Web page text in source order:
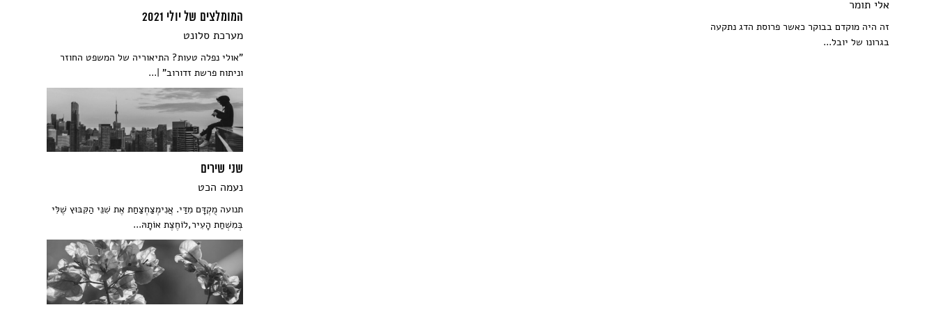
המומלצים של יולי 2021
מערכת סלונט
"אולי נפלה טעות? התיאוריה של המשפט החוזר
וניתוח פרשת זדורוב" |...
שני שירים
נעמה הכט
תנועה מֻקְדָּם מִדַּי. אֲנִימְצַחְצַחַת אֶת שִׁנֵּי הַקִּבּוּץ שֶׁלִּי
בְּמִשְׁחַת הָעִיר,לוֹחֶצֶת אוֹתָהּ...
אלי תומר
זה היה מוקדם בבוקר כאשר פרוסת הדג נתקעה
בגרונו של יובל...